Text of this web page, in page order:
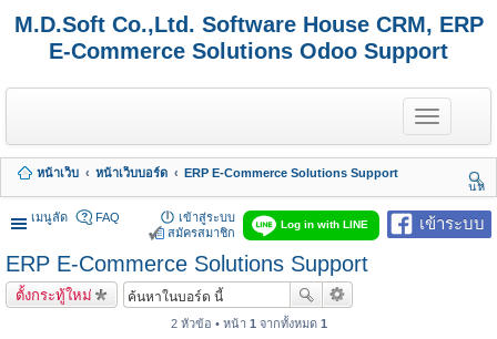
M.D.Soft Co.,Ltd. Software House CRM, ERP
E-Commerce Solutions Odoo Support
T
o
g
e
n
a
หน้าเว็บ หน้าเว็บบอร์ด
ERP E-Commerce Solutions Support
นห
า
เมนูลัด
เข้าระบบ
Log in with LINE
FAQ
เข้าสู่ระบบ
สมัครสมาชิก
ERP E-Commerce Solutions Support
ตั้งกระทู้ใหม่
2 หัวข้อ • หน้า 1 จากทั้งหมด 1